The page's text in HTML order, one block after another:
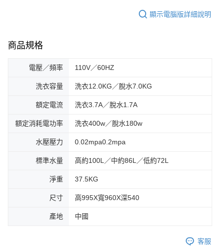
顯示電腦版詳細說明
商品規格
電壓／頻率 110V／60HZ
洗衣容量 洗衣12.0KG／脫水7.0KG
額定電流 洗衣3.7A／脫水1.7A
額定消耗電功率 洗衣400w／脫水180w
水壓壓力 0.02mpa0.2mpa
標準水量 高約100L／中約86L／低約72L
淨重 37.5KG
尺寸 高995X寬960X深540
產地 中國
客服